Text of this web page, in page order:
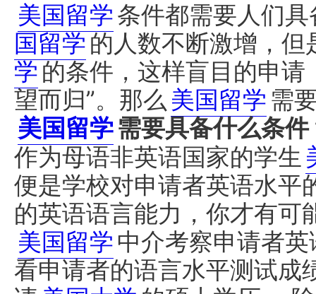
美国留学条件都需要人们
国留学 的人数不断激增，
学 的条件，这样盲目的申请
望而归”。那么 美国留学 需
美国留学需要具备什么条件
作为母语非英语国家的学生
便是学校对申请者英语水平
的英语语言能力，你才有可
美国留学 中介考察申请者
看申请者的语言水平测试成